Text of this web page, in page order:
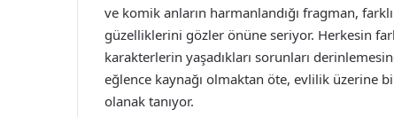
ve komik anların harmanlandığı fragman,
güzelliklerini gözler önüne seriyor. Herkesin
karakterlerin yaşadıkları sorunları
eğlence kaynağı olmaktan öte, evlilik üzerine
olanak tanıyor.